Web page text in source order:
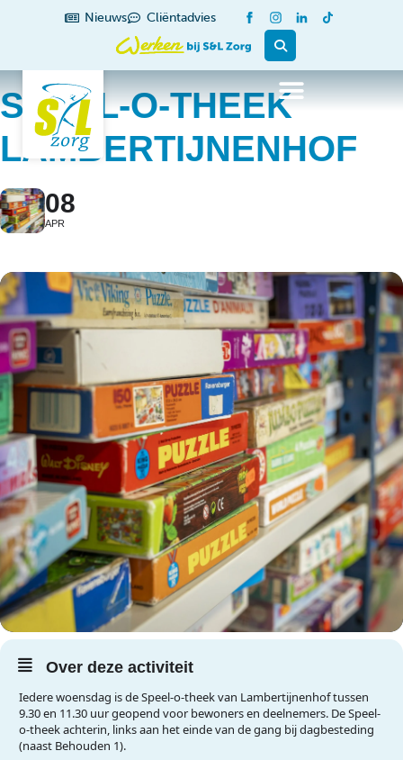
Nieuws Cliëntadvies
SPEEL-O-THEEK
LAMBERTIJNENHOF
08
APR
Over deze activiteit
Iedere woensdag is de Speel-o-theek van Lambertijnenhof tussen
9.30 en 11.30 uur geopend voor bewoners en deelnemers. De Speel-
o-theek achterin, links aan het einde van de gang bij dagbesteding
(naast Behouden 1).